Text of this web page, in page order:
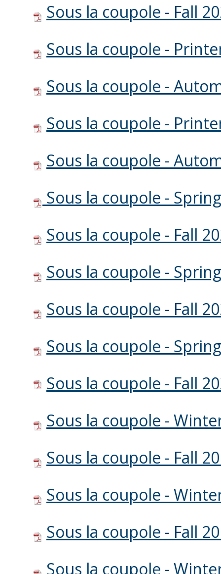
Sous la coupole - Fall
Sous la coupole -
Sous la coupole -
Sous la coupole -
Sous la coupole -
Sous la coupole -
Sous la coupole - Fall
Sous la coupole -
Sous la coupole - Fall
Sous la coupole -
Sous la coupole - Fall
Sous la coupole -
Sous la coupole - Fall
Sous la coupole -
Sous la coupole - Fall
Sous la coupole -